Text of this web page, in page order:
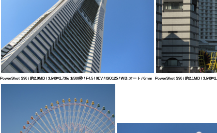
PowerShot S90 / 約2.0MB / 3,648×2,736 / 1/500秒 / F4.5 / 0EV / ISO125 / WB:オート / 6mm PowerShot S90 / 約2.1MB /